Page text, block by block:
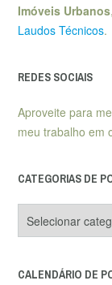
Imóveis Urbanos
Laudos Técnicos.
REDES SOCIAIS
Aproveite para
meu trabalho em
CATEGORIAS DE
de
CALENDÁRIO DE